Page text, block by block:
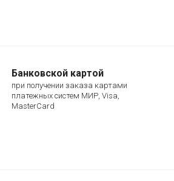
Банковской картой
при получении заказа картами
платежных систем МИР, Visa,
MasterCard